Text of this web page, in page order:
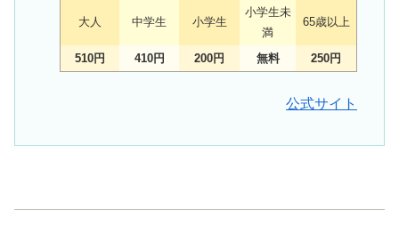
大人 中学生 小学生
小学生未
満
65歳以上
510円 410円 200円 無料 250円
公式サイト